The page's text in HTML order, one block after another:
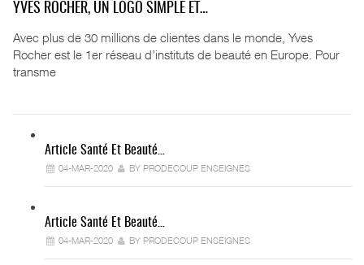
YVES ROCHER, UN LOGO SIMPLE ET…
Avec plus de 30 millions de clientes dans le monde, Yves
Rocher est le 1er réseau d’instituts de beauté en Europe. Pour
transme
Article Santé Et Beauté…
04-MAR-2020 BY PRODECOUP ENSEIGNES
Article Santé Et Beauté…
04-MAR-2020 BY PRODECOUP ENSEIGNES